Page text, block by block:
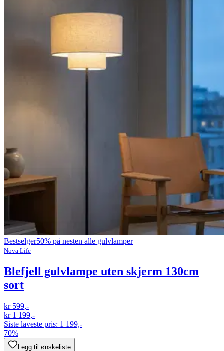
Bestselger50% på nesten alle gulvlamper
Nova Life
Blefjell gulvlampe uten skjerm 130cm
sort
kr 599,-
kr 1 199,-
Siste laveste pris: 1 199,-
70%
Legg til ønskeliste